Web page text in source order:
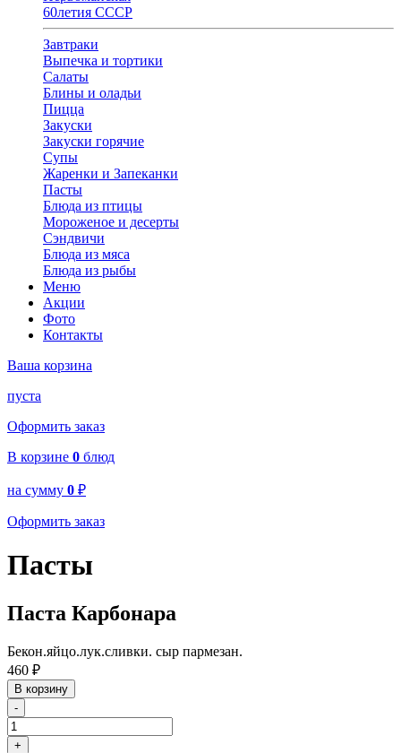
60летия СССР
Завтраки
Выпечка и тортики
Салаты
Блины и оладьи
Пицца
Закуски
Закуски горячие
Супы
Жаренки и Запеканки
Пасты
Блюда из птицы
Мороженое и десерты
Сэндвичи
Блюда из мяса
Блюда из рыбы
Меню
Акции
Фото
Контакты
Ваша корзина
пуста
Оформить заказ
В корзине 0 блюд
на сумму 0 ₽
Оформить заказ
Пасты
Паста Карбонара
Бекон.яйцо.лук.сливки. сыр пармезан.
460 ₽
В корзину
-
+